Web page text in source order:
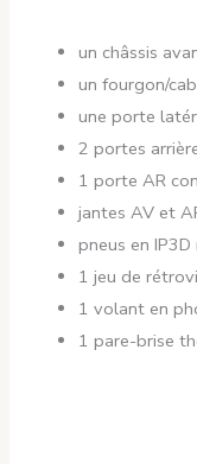
un châssis
un fourgon/
une porte
2 portes
1 porte AR
jantes AV et
pneus en IP3D
1 jeu de
1 volant en
1 pare-brise